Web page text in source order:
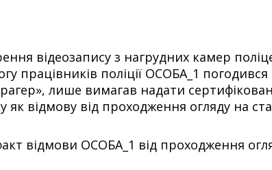
відеозапису з нагрудних камер
працівників поліції ОСОБА_1
лише вимагав надати
відмову від проходження огляду на
відмови ОСОБА_1 від проходження